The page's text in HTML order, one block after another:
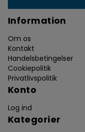
Information
Om os
Kontakt
Handelsbetingelser
Cookiepolitik
Privatlivspolitik
Konto
Log ind
Kategorier